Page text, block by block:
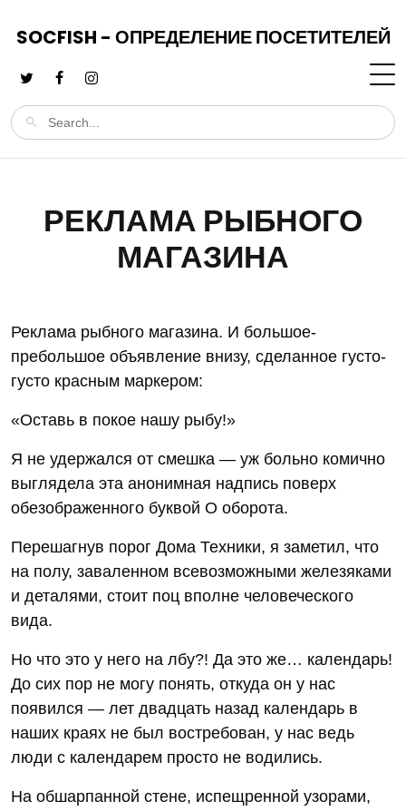
SOCFISH - ОПРЕДЕЛЕНИЕ ПОСЕТИТЕЛЕЙ
РЕКЛАМА РЫБНОГО
МАГАЗИНА
Реклама рыбного магазина. И большое-
пребольшое объявление внизу, сделанное густо-
густо красным маркером:
«Оставь в покое нашу рыбу!»
Я не удержался от смешка — уж больно комично
выглядела эта анонимная надпись поверх
обезображенного буквой О оборота.
Перешагнув порог Дома Техники, я заметил, что
на полу, заваленном всевозможными железяками
и деталями, стоит поц вполне человеческого
вида.
Но что это у него на лбу?! Да это же… календарь!
До сих пор не могу понять, откуда он у нас
появился — лет двадцать назад календарь в
наших краях не был востребован, у нас ведь
люди с календарем просто не водились.
На обшарпанной стене, испещренной узорами,